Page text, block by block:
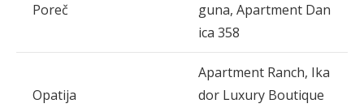
Poreč
guna, Apartment Dan
ica 358
Opatija
Apartment Ranch, Ika
dor Luxury Boutique